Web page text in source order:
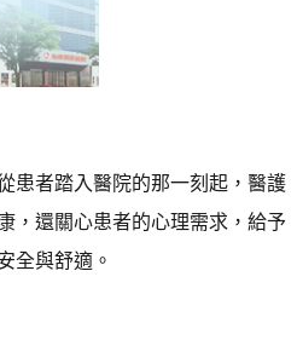
者踏入醫院的那一刻起，醫護
，還關心患者的心理需求，給予
全與舒適。